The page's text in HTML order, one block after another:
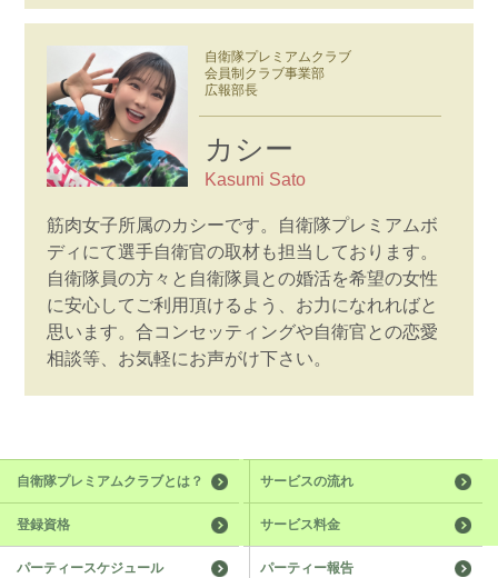
自衛隊プレミアムクラブ
会員制クラブ事業部
広報部長
カシー
Kasumi Sato
筋肉女子所属のカシーです。自衛隊プレミアムボ
ディにて選手自衛官の取材も担当しております。
自衛隊員の方々と自衛隊員との婚活を希望の女性
に安心してご利用頂けるよう、お力になれればと
思います。合コンセッティングや自衛官との恋愛
相談等、お気軽にお声がけ下さい。
自衛隊プレミアムクラブとは？ サービスの流れ
登録資格 サービス料金
パーティースケジュール パーティー報告